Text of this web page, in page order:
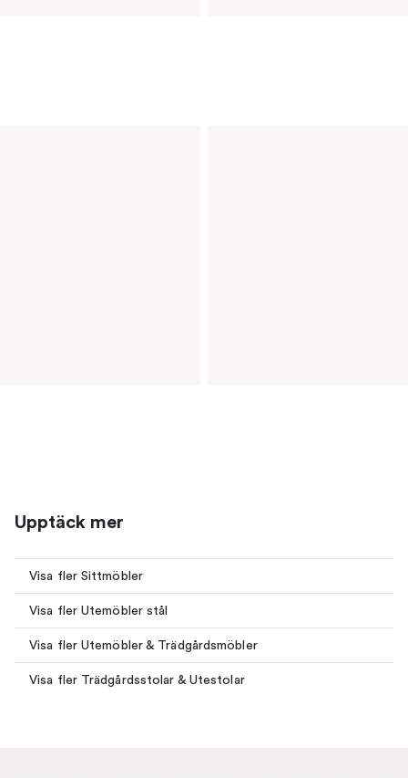
Upptäck mer
Visa fler Sittmöbler
Visa fler Utemöbler stål
Visa fler Utemöbler & Trädgårdsmöbler
Visa fler Trädgårdsstolar & Utestolar